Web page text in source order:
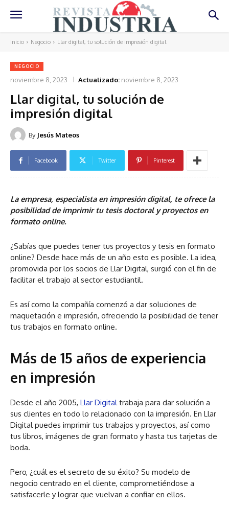
Inicio Negocio Llar digital, tu solución de impresión digital
NEGOCIO
noviembre 8, 2023 Actualizado: noviembre 8, 2023
Llar digital, tu solución de
impresión digital
By Jesús Mateos
Facebook Twitter Pinterest
La empresa, especialista en impresión digital, te ofrece la
posibilidad de imprimir tu tesis doctoral y proyectos en
formato online.
¿Sabías que puedes tener tus proyectos y tesis en formato
online? Desde hace más de un año esto es posible. La idea,
promovida por los socios de Llar Digital, surgió con el fin de
facilitar el trabajo al sector estudiantil.
Es así como la compañía comenzó a dar soluciones de
maquetación e impresión, ofreciendo la posibilidad de tener
tus trabajos en formato online.
Más de 15 años de experiencia
en impresión
Desde el año 2005, Llar Digitaltrabaja para dar solución a
sus clientes en todo lo relacionado con la impresión. En Llar
Digital puedes imprimir tus trabajos y proyectos, así como
tus libros, imágenes de gran formato y hasta tus tarjetas de
boda.
Pero, ¿cuál es el secreto de su éxito? Su modelo de
negocio centrado en el cliente, comprometiéndose a
satisfacerle y lograr que vuelvan a confiar en ellos.